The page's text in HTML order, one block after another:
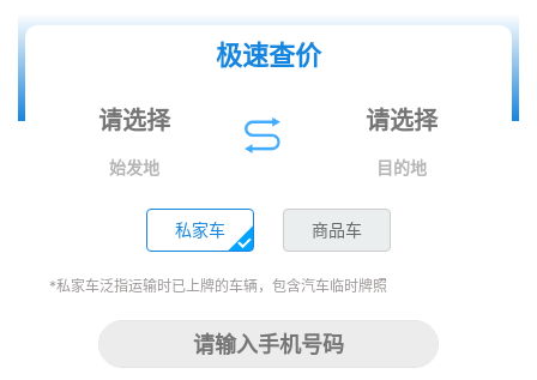
极速查价
始发地 目的地
私家车 商品车
*私家车泛指运输时已上牌的车辆，包含汽车临时牌照